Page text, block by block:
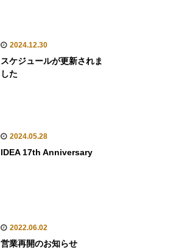
2024.12.30
スケジュールが更新されま
した
2024.05.28
IDEA 17th Anniversary
2022.06.02
営業再開のお知らせ